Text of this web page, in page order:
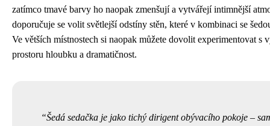
zatímco tmavé barvy ho naopak zmenšují a vytvářejí intimnější
doporučuje se volit světlejší odstíny stěn, které v kombinaci se
Ve větších místnostech si naopak můžete dovolit experimentovat s
prostoru hloubku a dramatičnost.
Šedá sedačka je jako tichý dirigent obývacího pokoje –